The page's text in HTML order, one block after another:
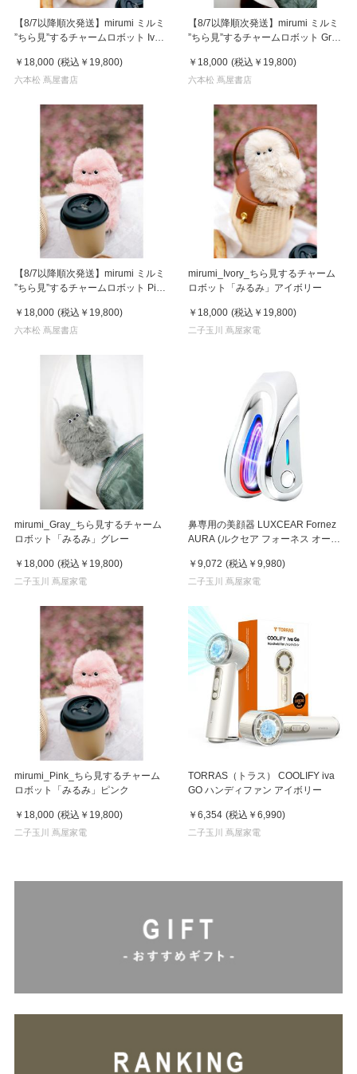
【8/7以降順次発送】mirumi ミルミ
”ちら見”するチャームロボット Ivory
￥18,000 (税込 ￥19,800)
六本松 蔦屋書店
【8/7以降順次発送】mirumi ミルミ
”ちら見”するチャームロボット Gray
￥18,000 (税込 ￥19,800)
六本松 蔦屋書店
【8/7以降順次発送】mirumi ミルミ
”ちら見”するチャームロボット Pink
￥18,000 (税込 ￥19,800)
六本松 蔦屋書店
mirumi_Ivory_ちら見するチャーム
ロボット「みるみ」アイボリー
￥18,000 (税込 ￥19,800)
二子玉川 蔦屋家電
mirumi_Gray_ちら見するチャーム
ロボット「みるみ」グレー
￥18,000 (税込 ￥19,800)
二子玉川 蔦屋家電
鼻専用の美顔器 LUXCEAR Fornez
AURA (ルクセア フォーネス オー
￥9,072 (税込 ￥9,980)
二子玉川 蔦屋家電
mirumi_Pink_ちら見するチャーム
ロボット「みるみ」ピンク
￥18,000 (税込 ￥19,800)
二子玉川 蔦屋家電
TORRAS（トラス） COOLIFY iva
GO ハンディファン アイボリー
￥6,354 (税込 ￥6,990)
二子玉川 蔦屋家電